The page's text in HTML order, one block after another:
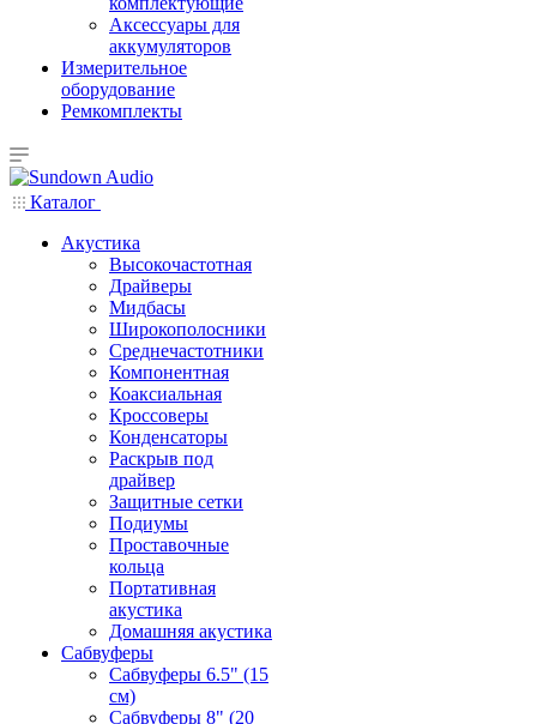
Аксессуары для
аккумуляторов
Измерительное
оборудование
Ремкомплекты
Каталог
Акустика
Высокочастотная
Драйверы
Мидбасы
Широкополосники
Среднечастотники
Компонентная
Коаксиальная
Кроссоверы
Конденсаторы
Раскрыв под
драйвер
Защитные сетки
Подиумы
Проставочные
кольца
Портативная
акустика
Домашняя акустика
Сабвуферы
Сабвуферы 6.5" (15
см)
Сабвуферы 8" (20